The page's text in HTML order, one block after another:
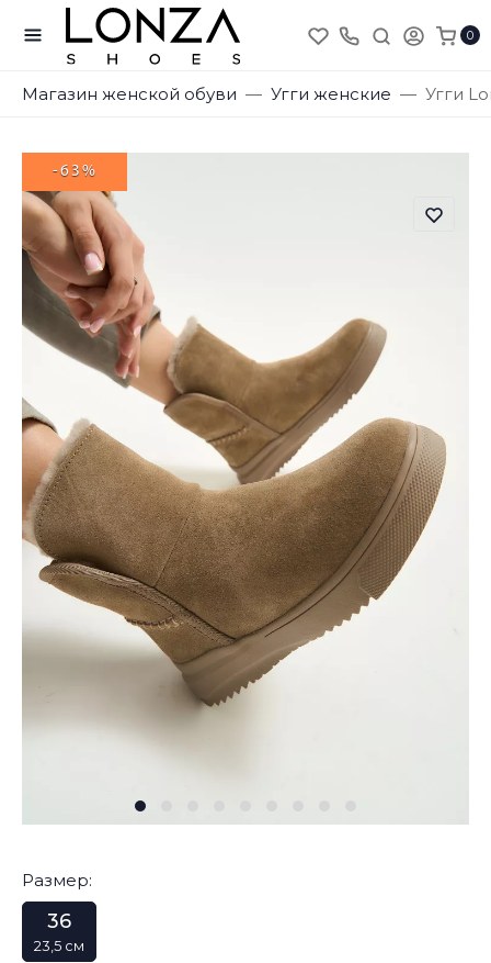
0
Магазин женской обуви Угги женские Угги
-63%
Размер:
36
23,5 см